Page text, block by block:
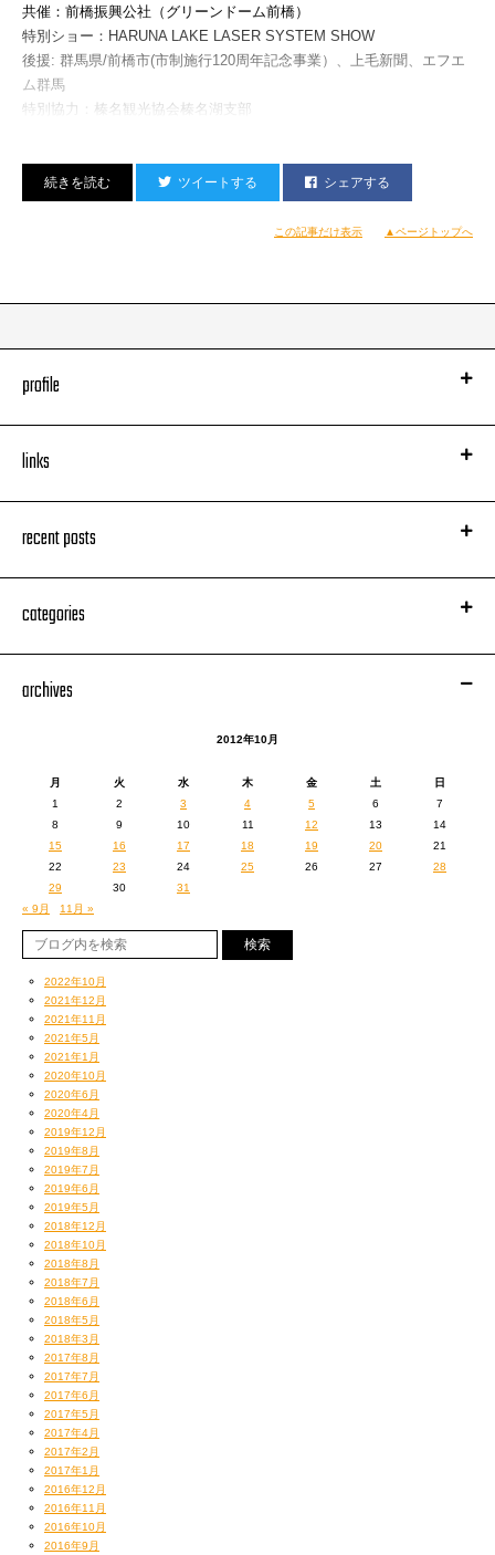
共催：前橋振興公社（グリーンドーム前橋）
特別ショー：HARUNA LAKE LASER SYSTEM SHOW
後援: 群馬県/前橋市(市制施行120周年記念事業）、上毛新聞、エフエ
ム群馬
特別協力：榛名観光協会榛名湖支部
Twitter :https://twitter.com/GUNMASTARFES
黒猫チェルシー /
京 / Fragment × leno /
アスタラビスタ /岡村靖幸 / HOME MADE 家族 / HNC / and more
DJ WILDPARTY / TeddyLoid / ヒゲドライバー / DJ
HEY（HAGAKURE） / RAM RIDER /
ツイートする シェアする
この記事だけ表示 ▲ページトップへ
profile
links
recent posts
categories
archives
2012年10月
月 火 水 木 金 土
日
1
2 3 4 5 6
7
8
9 10 11 12 13
14
15
16 17 18 19 20
21
22
23 24 25 26 27
28
29
30
31
« 9月
11月 »
2022年10月
2021年12月
2021年11月
2021年5月
2021年1月
2020年10月
2020年6月
2020年4月
2019年12月
2019年8月
2019年7月
2019年6月
2019年5月
2018年12月
2018年10月
2018年8月
2018年7月
2018年6月
2018年5月
2018年3月
2017年8月
2017年7月
2017年6月
2017年5月
2017年4月
2017年2月
2017年1月
2016年12月
2016年11月
2016年10月
2016年9月